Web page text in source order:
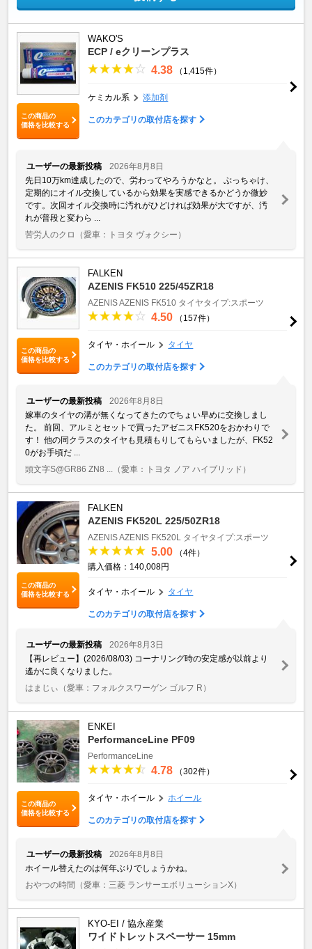
この商品の
価格を比較する
WAKO'S
ECP / eクリーンプラス
4.38 （1,415件）
ケミカル系 添加剤
このカテゴリの取付店を探す
ユーザーの最新投稿
2026年8月8日
先日10万km達成したので、労わってやろうかなと。 ぶっちゃけ、
定期的にオイル交換しているから効果を実感できるかどうか微妙
です。次回オイル交換時に汚れがひどければ効果が大ですが、汚
れが普段と変わら ...
苦労人のクロ
（愛車：トヨタ ヴォクシー）
この商品の
価格を比較する
FALKEN
AZENIS FK510 225/45ZR18
AZENISAZENIS FK510 タイヤタイプ:スポーツ
4.50 （157件）
タイヤ・ホイール タイヤ
このカテゴリの取付店を探す
ユーザーの最新投稿
2026年8月8日
嫁車のタイヤの溝が無くなってきたのでちょい早めに交換しまし
た。 前回、アルミとセットで買ったアゼニスFK520をおかわりで
す！ 他の同クラスのタイヤも見積もりしてもらいましたが、FK52
0がお手頃だ ...
頭文字S@GR86 ZN8 ...
（愛車：トヨタ ノア ハイブリッド）
この商品の
価格を比較する
FALKEN
AZENIS FK520L 225/50ZR18
AZENISAZENIS FK520L タイヤタイプ:スポーツ
5.00
（4件）
購入価格：140,008円
タイヤ・ホイール タイヤ
このカテゴリの取付店を探す
ユーザーの最新投稿
2026年8月3日
【再レビュー】(2026/08/03) コーナリング時の安定感が以前より
遙かに良くなりました。
はまじぃ （愛車：フォルクスワーゲン ゴルフ R）
この商品の
価格を比較する
ENKEI
PerformanceLine PF09
PerformanceLine
4.78 （302件）
タイヤ・ホイール ホイール
このカテゴリの取付店を探す
ユーザーの最新投稿
2026年8月8日
ホイール替えたのは何年ぶりでしょうかね。
おやつの時間 （愛車：三菱 ランサーエボリューションX）
KYO-EI / 協永産業
ワイドトレットスペーサー 15mm